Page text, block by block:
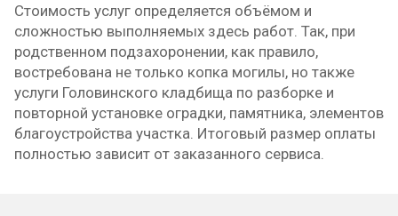
Стоимость услуг определяется объёмом и
сложностью выполняемых здесь работ. Так, при
родственном подзахоронении, как правило,
востребована не только копка могилы, но также
услуги Головинского кладбища по разборке и
повторной установке оградки, памятника, элементов
благоустройства участка. Итоговый размер оплаты
полностью зависит от заказанного сервиса.